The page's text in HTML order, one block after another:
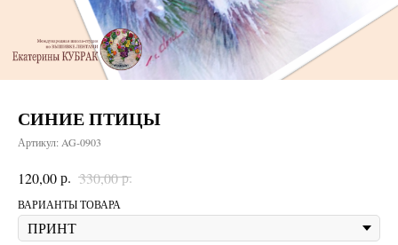
СИНИЕ ПТИЦЫ
Артикул: AG-0903
120,00р. 330,00р.
ВАРИАНТЫ ТОВАРА